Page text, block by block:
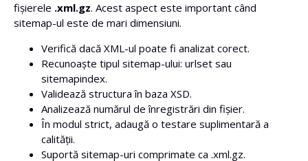
fișierele .xml.gz. Acest aspect este important când
sitemap-ul este de mari dimensiuni.
Verifică dacă XML-ul poate fi analizat corect.
Recunoaște tipul sitemap-ului: urlset sau
sitemapindex.
Validează structura în baza XSD.
Analizează numărul de înregistrări din fișier.
În modul strict, adaugă o testare suplimentară a
calității.
Suportă sitemap-uri comprimate ca .xml.gz.